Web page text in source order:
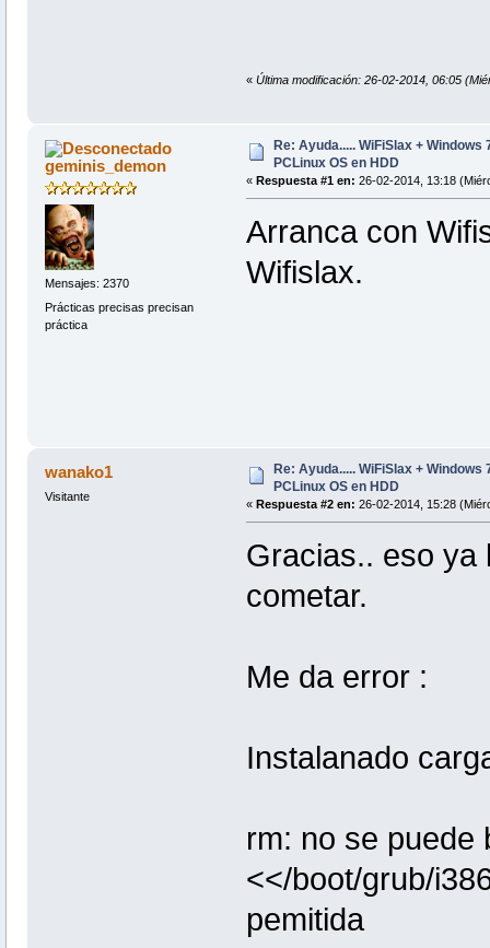
« Última modificación: 26-02-2014, 06:05
geminis_demon
Mensajes: 2370
Prácticas precisas precisan
práctica
Re: Ayuda..... WiFiSlax + Windows
PCLinux OS en HDD
« Respuesta #1 en: 26-02-2014, 13:18
Arranca con
Wifislax.
wanako1
Visitante
Re: Ayuda..... WiFiSlax + Windows
PCLinux OS en HDD
« Respuesta #2 en: 26-02-2014, 15:28
Gracias.. eso ya
cometar.
Me da error :
Instalanado
rm: no se puede
<</boot/grub/
pemitida